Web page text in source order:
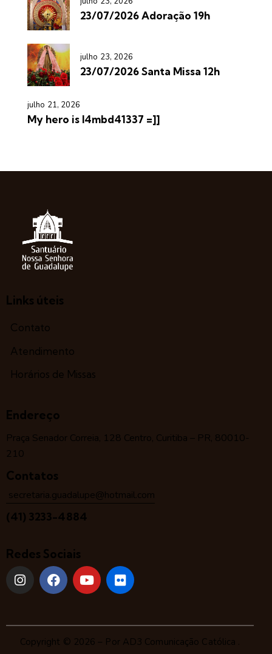
23/07/2026 Adoração 19h
julho 23, 2026
23/07/2026 Santa Missa 12h
julho 21, 2026
My hero is l4mbd41337 =]]
Links úteis
Contato
Atendimento
Horários de Missas
Endereço
Praça Senador Correia, 128 Centro, Curitiba – PR, 80010-
210
Contatos
secretaria.guadalupe@hotmail.com
(41) 3233-4884
Redes Sociais
Copyright © 2026 – Por AD3 Comunicação Católica .